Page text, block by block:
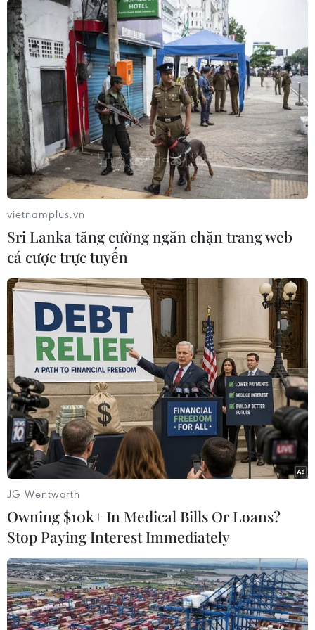
#an ninh #Nghị sỹ Mỹ
#Doanh nghiệp Trung Quốc
#Trừng phạt Triều Tiên
#Buôn bán vũ khí
#tin tức
#tin tức mới nhất
#tin tức 24h
#tin tức mới nhất trong ngày
#tin tức thời sự
#tin tức hot
#tin tức an ninh #tin tức hot
#an ninh
#an ninh nghệ an
#thời sự
#thời sự hôm nay
#bản tin thời sự
#tội phạm
#truy nã
#tội phạm hình sự
#hình sự #công an
#vụ án
#phạm pháp
#pháp luật #pháp đình
#xã hội
Mỹ Triều Tiên Trung Quốc
Theo dõi VietnamPlus
TIN LIÊN QUAN
vietnamplus.vn
Sri Lanka tăng cường ngăn chặn trang web
cá cược trực tuyến
JG Wentworth
Owning $10k+ In Medical Bills Or Loans?
Stop Paying Interest Immediately